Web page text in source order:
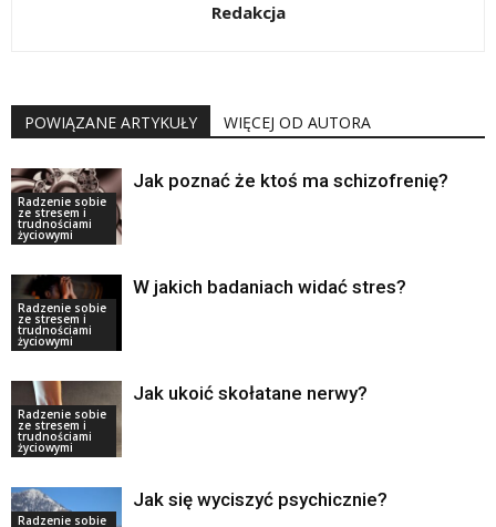
Redakcja
POWIĄZANE ARTYKUŁY WIĘCEJ OD AUTORA
Radzenie sobie
ze stresem i
trudnościami
życiowymi
Jak poznać że ktoś ma schizofrenię?
Radzenie sobie
ze stresem i
trudnościami
życiowymi
W jakich badaniach widać stres?
Radzenie sobie
ze stresem i
trudnościami
życiowymi
Jak ukoić skołatane nerwy?
Radzenie sobie
Jak się wyciszyć psychicznie?